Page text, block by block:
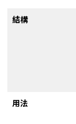
結構
用法